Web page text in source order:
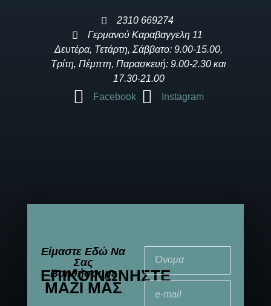
2310 669274
Γερμανού Καραβαγγελη 11
Δευτέρα, Τετάρτη, Σάββατο: 9.00-15.00,
Τρίτη, Πέμπτη, Παρασκευή: 9.00-2.30 και
17.30-21.00
Facebook
Instagram
Είμαστε Εδώ Να
Σας
Βοηθήσουμε
ΕΠΙΚΟΙΝΩΝΉΣΤΕ
ΜΑΖΊ ΜΑΣ